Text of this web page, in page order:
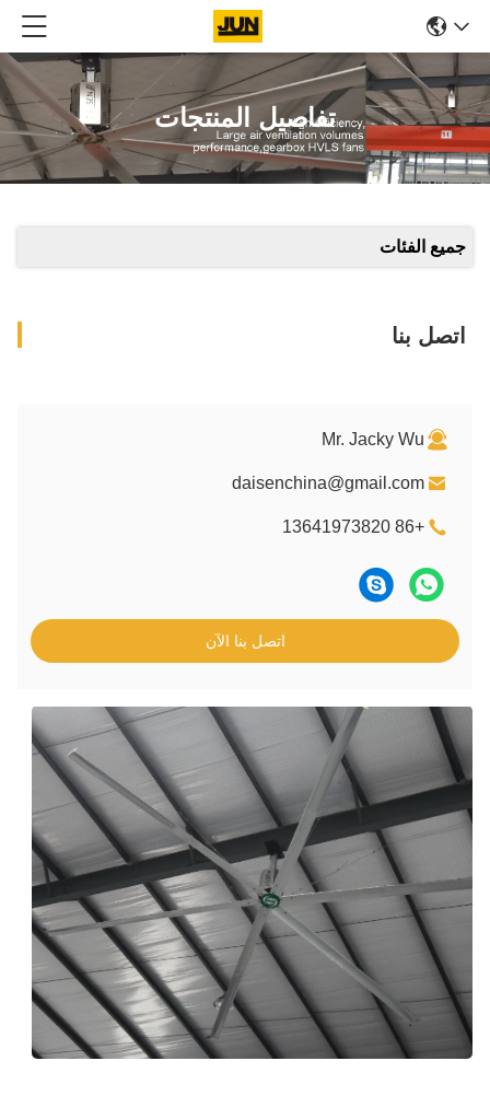
تفاصيل المنتجات
جميع الفئات
اتصل بنا
Mr. Jacky Wu
daisenchina@gmail.com
+86 13641973820
اتصل بنا الآن